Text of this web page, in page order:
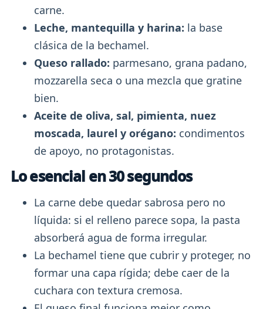
carne.
Leche, mantequilla y harina: la base
clásica de la bechamel.
Queso rallado: parmesano, grana padano,
mozzarella seca o una mezcla que gratine
bien.
Aceite de oliva, sal, pimienta, nuez
moscada, laurel y orégano: condimentos
de apoyo, no protagonistas.
Lo esencial en 30 segundos
La carne debe quedar sabrosa pero no
líquida: si el relleno parece sopa, la pasta
absorberá agua de forma irregular.
La bechamel tiene que cubrir y proteger, no
formar una capa rígida; debe caer de la
cuchara con textura cremosa.